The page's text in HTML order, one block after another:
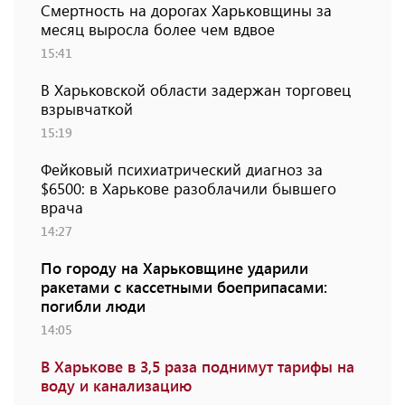
Смертность на дорогах Харьковщины за
месяц выросла более чем вдвое
15:41
В Харьковской области задержан торговец
взрывчаткой
15:19
Фейковый психиатрический диагноз за
$6500: в Харькове разоблачили бывшего
врача
14:27
По городу на Харьковщине ударили
ракетами с кассетными боеприпасами:
погибли люди
14:05
В Харькове в 3,5 раза поднимут тарифы на
воду и канализацию